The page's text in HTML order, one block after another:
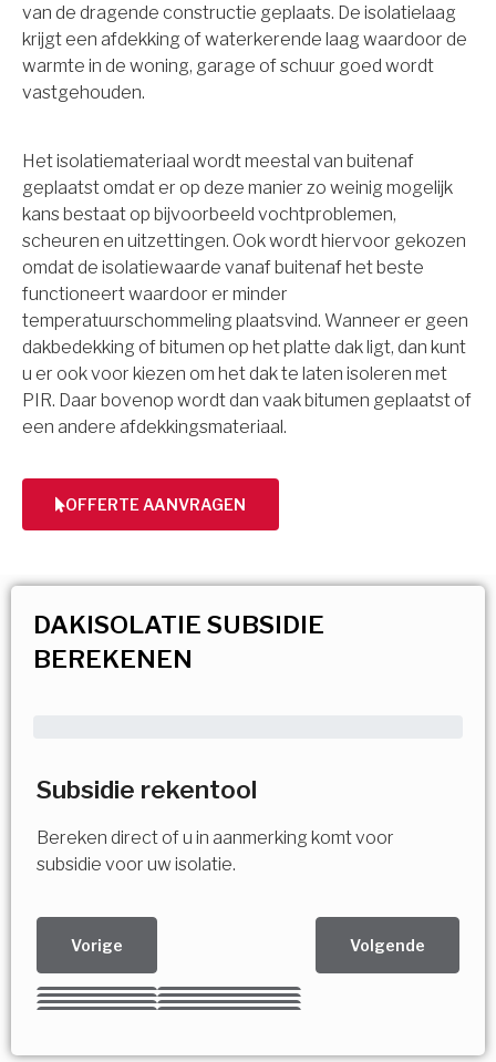
van de dragende constructie geplaats. De isolatielaag
krijgt een afdekking of waterkerende laag waardoor de
warmte in de woning, garage of schuur goed wordt
vastgehouden.
Het isolatiemateriaal wordt meestal van buitenaf
geplaatst omdat er op deze manier zo weinig mogelijk
kans bestaat op bijvoorbeeld vochtproblemen,
scheuren en uitzettingen. Ook wordt hiervoor gekozen
omdat de isolatiewaarde vanaf buitenaf het beste
functioneert waardoor er minder
temperatuurschommeling plaatsvind. Wanneer er geen
dakbedekking of bitumen op het platte dak ligt, dan kunt
u er ook voor kiezen om het dak te laten isoleren met
PIR. Daar bovenop wordt dan vaak bitumen geplaatst of
een andere afdekkingsmateriaal.
OFFERTE AANVRAGEN
DAKISOLATIE SUBSIDIE
BEREKENEN
Subsidie rekentool
Bereken direct of u in aanmerking komt voor
subsidie voor uw isolatie.
Vorige Volgende
Kies uw Isolatiemaatregel
Meerdere keuzes mogelijk
Vorige Volgende